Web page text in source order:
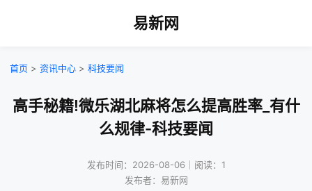
易新网
首页 > 资讯中心 > 科技要闻
高手秘籍!微乐湖北麻将怎么提高胜率_有什
么规律-科技要闻
发布时间：2026-08-06｜阅读：1
发布者：易新网